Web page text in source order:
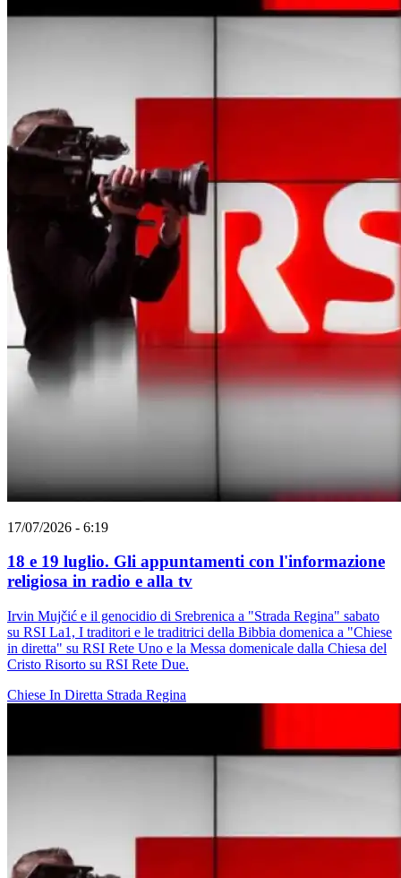
17/07/2026 - 6:19
18 e 19 luglio. Gli appuntamenti con l'informazione
religiosa in radio e alla tv
Irvin Mujčić e il genocidio di Srebrenica a "Strada Regina" sabato
su RSI La1, I traditori e le traditrici della Bibbia domenica a "Chiese
in diretta" su RSI Rete Uno e la Messa domenicale dalla Chiesa del
Cristo Risorto su RSI Rete Due.
Chiese In Diretta Strada Regina